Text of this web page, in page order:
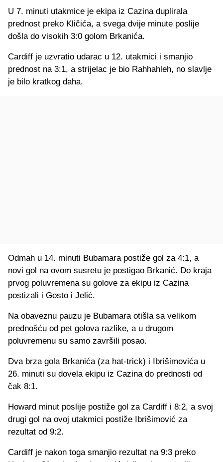
U 7. minuti utakmice je ekipa iz Cazina duplirala
prednost preko Kličića, a svega dvije minute poslije
došla do visokih 3:0 golom Brkanića.
Cardiff je uzvratio udarac u 12. utakmici i smanjio
prednost na 3:1, a strijelac je bio Rahhahleh, no slavlje
je bilo kratkog daha.
Odmah u 14. minuti Bubamara postiže gol za 4:1, a
novi gol na ovom susretu je postigao Brkanić. Do kraja
prvog poluvremena su golove za ekipu iz Cazina
postizali i Gosto i Jelić.
Na obaveznu pauzu je Bubamara otišla sa velikom
prednošću od pet golova razlike, a u drugom
poluvremenu su samo završili posao.
Dva brza gola Brkanića (za hat-trick) i Ibrišimovića u
26. minuti su dovela ekipu iz Cazina do prednosti od
čak 8:1.
Howard minut poslije postiže gol za Cardiff i 8:2, a svoj
drugi gol na ovoj utakmici postiže Ibrišimović za
rezultat od 9:2.
Cardiff je nakon toga smanjio rezultat na 9:3 preko